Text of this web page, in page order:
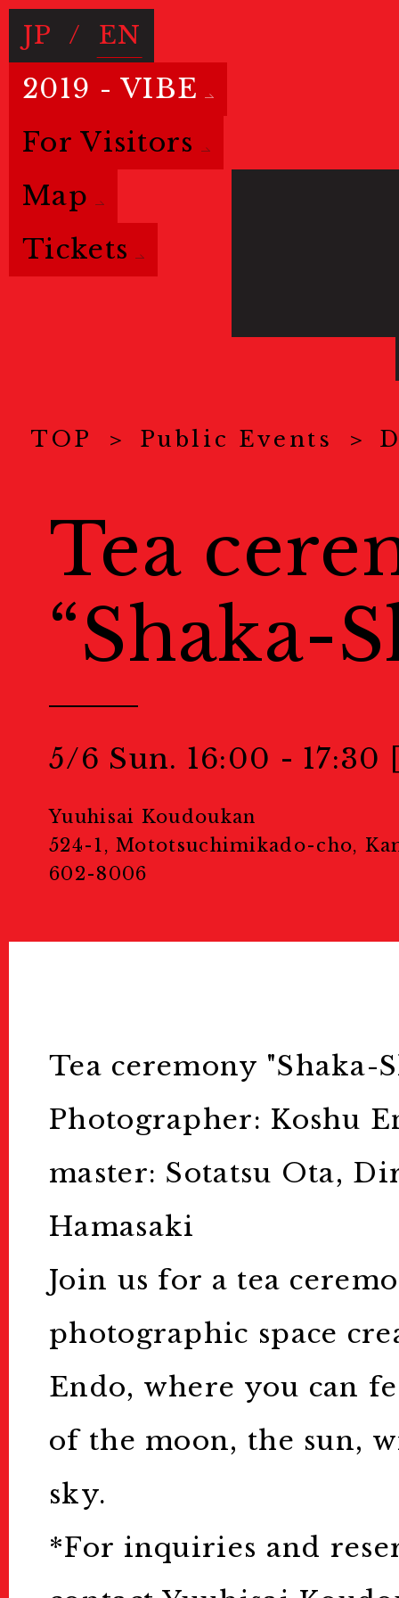
JP / EN
2019 - VIBE
For Visitors
Map
Tickets
TOP Public Events
Tea
“Shaka-
5/6 Sun. 16:00 -
Yuuhisai Koudoukan
524-1, Mototsuchimikado-cho,
602-8006
Tea ceremony "Shaka-
Photographer: Koshu
master: Sotatsu Ota,
Hamasaki
Join us for a tea
photographic space
Endo, where you can
of the moon, the sun,
sky.
*For inquiries and
Exhibitions
Venues
会場一覧
Map
Public Events
Masterclass
マスタークラス
Education &
教育/キッズプログラム
Tours
ツアー
Sponsors &
スポンサー＆パートナー